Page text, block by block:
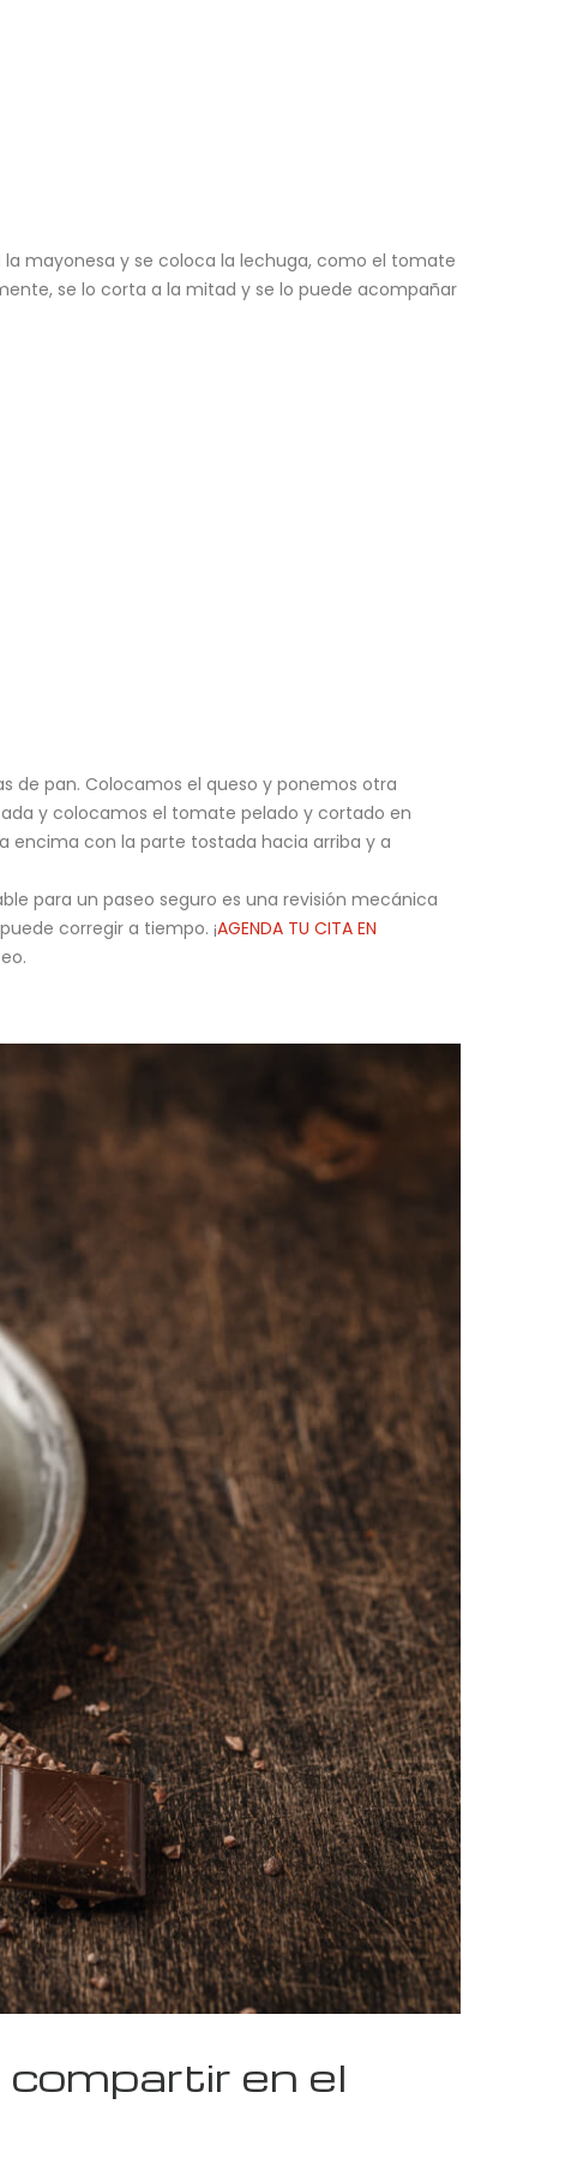
mayonesa y se coloca la lechuga, como el tomate
se lo corta a la mitad y se lo puede acompañar
de pan. Colocamos el queso y ponemos otra
y colocamos el tomate pelado y cortado en
encima con la parte tostada hacia arriba y a
para un paseo seguro es una revisión mecánica
corregir a tiempo. ¡AGENDA TU CITA EN
en el